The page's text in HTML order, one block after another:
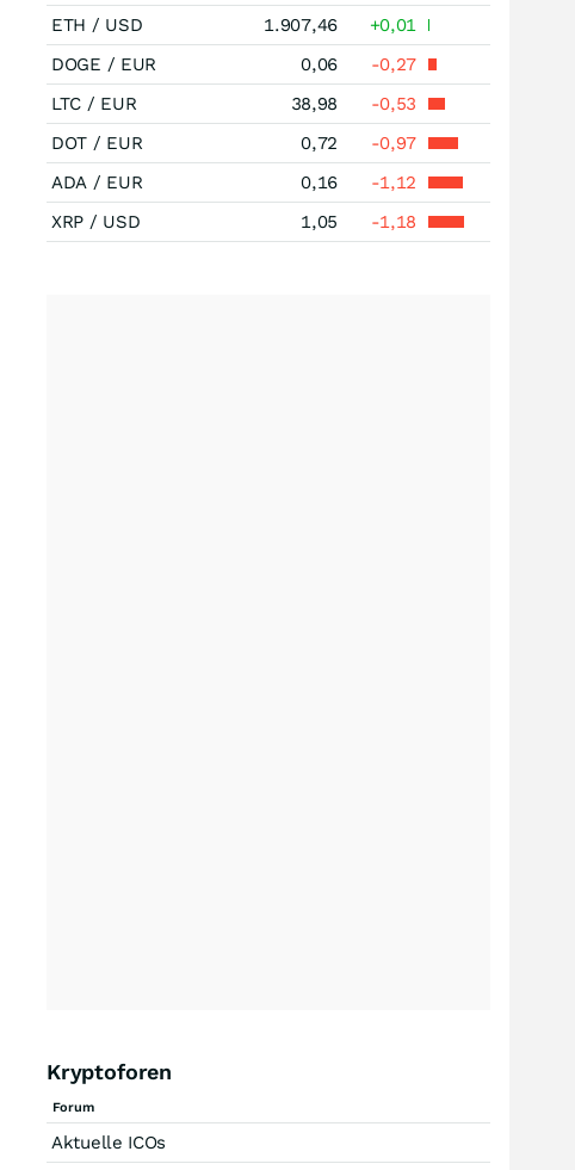
ETH / USD
1.907,46
+0,01
DOGE / EUR
0,06
-0,27
LTC / EUR
38,98
-0,53
DOT / EUR
0,72
-0,97
ADA / EUR
0,16
-1,12
XRP / USD
1,05 -1,18
Kryptoforen
Forum
Aktuelle ICOs